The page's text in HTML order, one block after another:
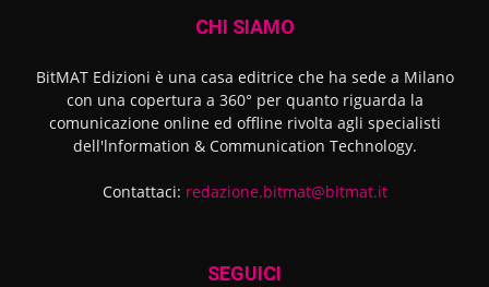
CHI SIAMO
BitMAT Edizioni è una casa editrice che ha sede a Milano
con una copertura a 360° per quanto riguarda la
comunicazione online ed offline rivolta agli specialisti
dell'lnformation & Communication Technology.
Contattaci: redazione.bitmat@bitmat.it
SEGUICI